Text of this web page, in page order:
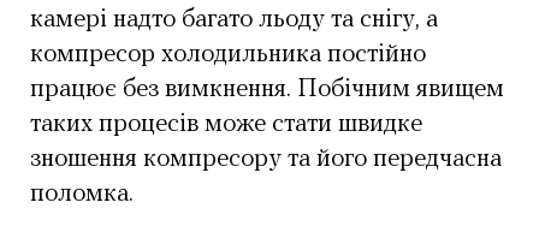
камері надто багато льоду та снігу, а
компресор холодильника постійно
працює без вимкнення. Побічним явищем
таких процесів може стати швидке
зношення компресору та його передчасна
поломка.